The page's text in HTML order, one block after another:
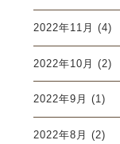
2022年11月 (4)
2022年10月 (2)
2022年9月 (1)
2022年8月 (2)